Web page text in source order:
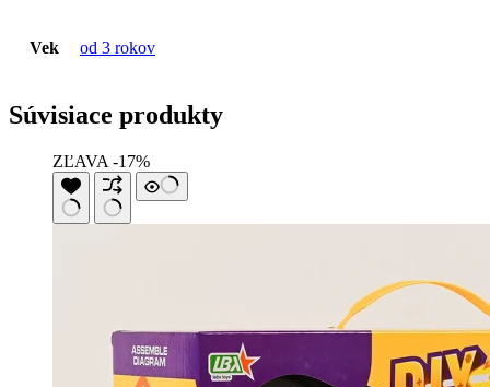
Vek od 3 rokov
Súvisiace produkty
ZĽAVA -17%